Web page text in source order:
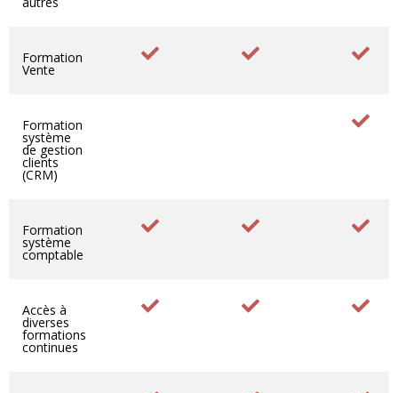
Formation
Vente
Formation
système
de gestion
clients
(CRM)
Formation
système
comptable
Accès à
diverses
formations
continues